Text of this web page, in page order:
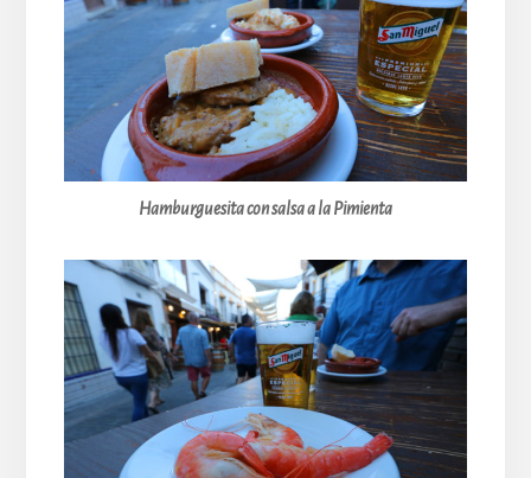
Hamburguesita con salsa a la Pimienta